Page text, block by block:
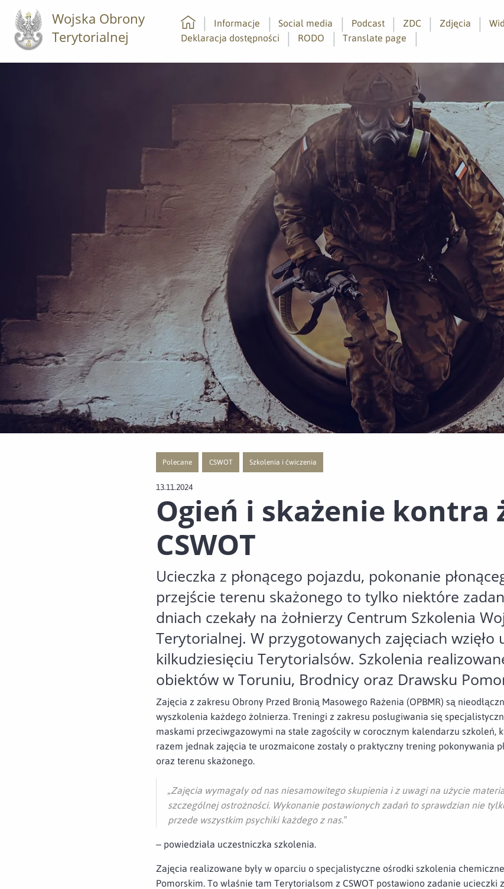
Wojska Obrony
Terytorialnej
Strona główna
Informacje Social media Podcast ZDC Zdjęcia
Deklaracja dostępności
RODO Translate page
Polecane
Przejście do nowej strony z listą publikacji o kategorii Polecane
CSWOT
Przejście do nowej strony z listą publikacji o kategorii CSWOT
Szkolenia i ćwiczenia
Przejście do nowej strony z listą publikacji o kategorii Szkolenia i ćwiczenia
13.11.2024
Ogień i skażenie kontra
CSWOT
Ucieczka z płonącego pojazdu, pokonanie
przejście terenu skażonego to tylko niektóre
dniach czekały na żołnierzy Centrum Szkolenia
Terytorialnej. W przygotowanych zajęciach wzięło
kilkudziesięciu Terytorialsów. Szkolenia
obiektów w Toruniu, Brodnicy oraz Drawsku
Zajęcia z zakresu Obrony Przed Bronią Masowego Rażenia (OPBMR) są
wyszkolenia każdego żołnierza. Treningi z zakresu posługiwania się
maskami przeciwgazowymi na stałe zagościły w corocznym kalendarzu szkoleń,
razem jednak zajęcia te urozmaicone zostały o praktyczny trening pokonywania
oraz terenu skażonego.
„Zajęcia wymagały od nas niesamowitego skupienia i z uwagi na użycie
szczególnej ostrożności. Wykonanie postawionych zadań to sprawdzian nie
przede wszystkim psychiki każdego z nas.”
– powiedziała uczestniczka szkolenia.
Zajęcia realizowane były w oparciu o specjalistyczne ośrodki szkolenia
Pomorskim. To właśnie tam Terytorialsom z CSWOT postawiono zadanie ucieczki